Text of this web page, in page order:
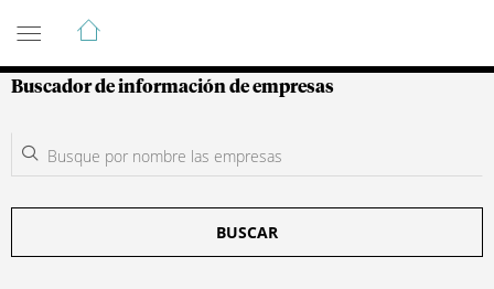
Guía de Empresas Colombianas
Buscador de información de empresas
BUSCAR